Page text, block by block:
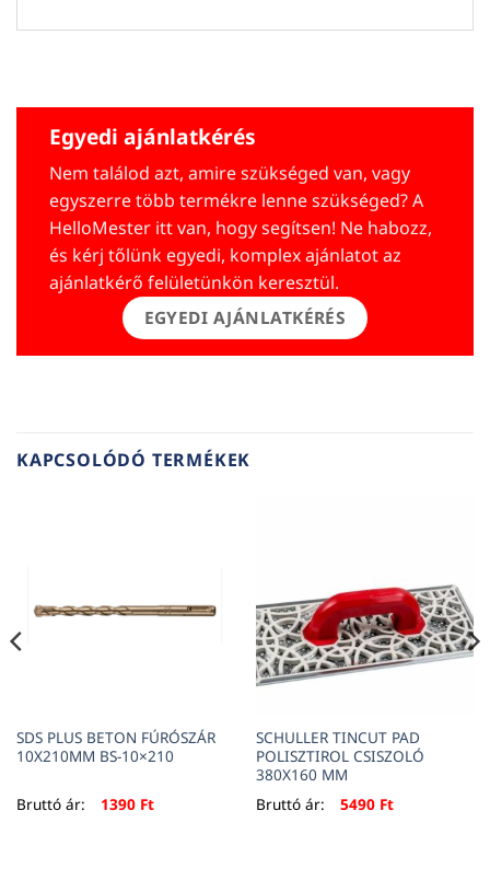
Egyedi ajánlatkérés
Nem találod azt, amire szükséged van, vagy
egyszerre több termékre lenne szükséged? A
HelloMester itt van, hogy segítsen! Ne habozz,
és kérj tőlünk egyedi, komplex ajánlatot az
ajánlatkérő felületünkön keresztül.
EGYEDI AJÁNLATKÉRÉS
KAPCSOLÓDÓ TERMÉKEK
SDS PLUS BETON FÚRÓSZÁR
10X210MM BS-10×210
Bruttó ár: 1390 Ft
SCHULLER TINCUT PAD
POLISZTIROL CSISZOLÓ
380X160 MM
Bruttó ár:
5490 Ft